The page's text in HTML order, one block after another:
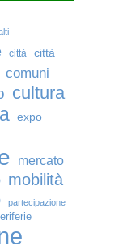
città
città
comuni
cultura
expo
mercato
mobilità
partecipazione